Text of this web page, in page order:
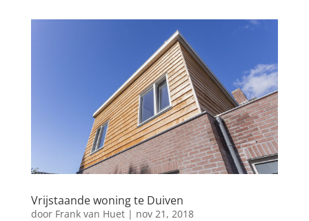
Vrijstaande woning te Duiven
door Frank van Huet| nov 21, 2018